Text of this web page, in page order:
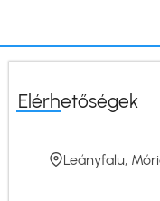
Elérhetőségek
Leányfalu,